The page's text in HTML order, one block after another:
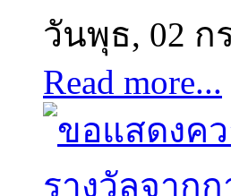
วันพุธ, 02 ก
Read more...